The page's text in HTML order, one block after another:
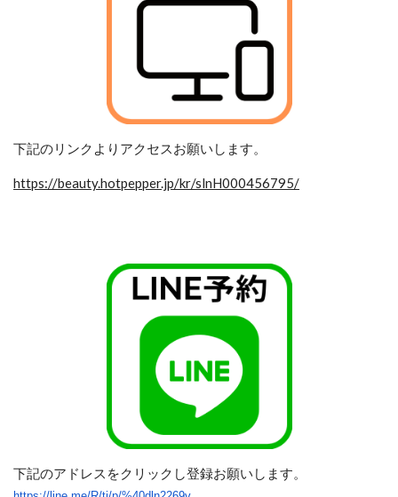
下記のリンクよりアクセスお願いします。
https://beauty.hotpepper.jp/kr/slnH000456795/
下記のアドレスをクリックし登録お願いします。